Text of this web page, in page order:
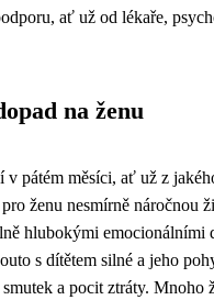
ať už od lékaře,
na ženu
v pátém měsíci, ať už z
ženu nesmírně náročnou
hlubokými emocionálními
s dítětem silné a jeho
a pocit ztráty. Mnoho